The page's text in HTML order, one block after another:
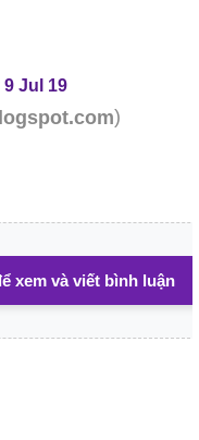
Jul 19
)
xem và viết bình luận